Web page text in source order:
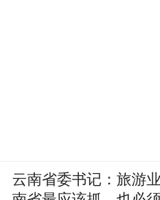
云南省委书记：旅游